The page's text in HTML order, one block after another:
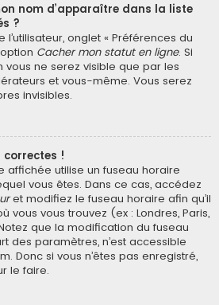
nom d’apparaître dans la liste
?
onglet « Préférences du
Cacher mon statut en ligne. Si
ne serez visible que par les
et vous-même. Vous serez
invisibles.
correctes !
affichée utilise un fuseau horaire
vous êtes. Dans ce cas, accédez
et modifiez le fuseau horaire afin qu’il
vous vous trouvez (ex : Londres, Paris,
que la modification du fuseau
des paramètres, n’est accessible
Donc si vous n’êtes pas enregistré,
le faire.